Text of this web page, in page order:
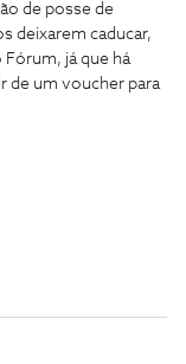
de posse de
deixarem caducar,
já que há
de um voucher para